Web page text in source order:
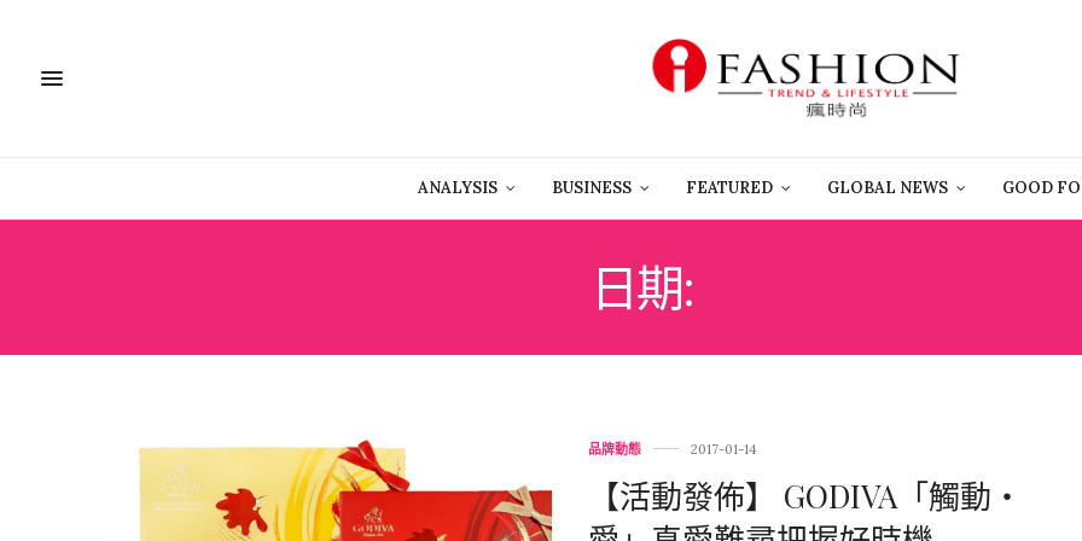
ANALYSIS BUSINESS FEATURED GLOBAL NEWS GOOD
日期:
品牌動態 2017-01-14
【活動發佈】 GODIVA「觸動・